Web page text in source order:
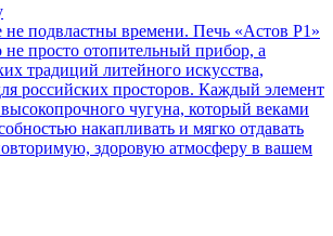
не подвластны времени. Печь «Астов Р1»
просто отопительный прибор, а
традиций литейного искусства,
российских просторов. Каждый элемент
чугуна, который веками
накапливать и мягко отдавать
здоровую атмосферу в вашем